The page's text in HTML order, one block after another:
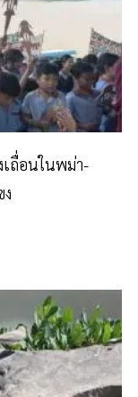
เถื่อนในพม่า-